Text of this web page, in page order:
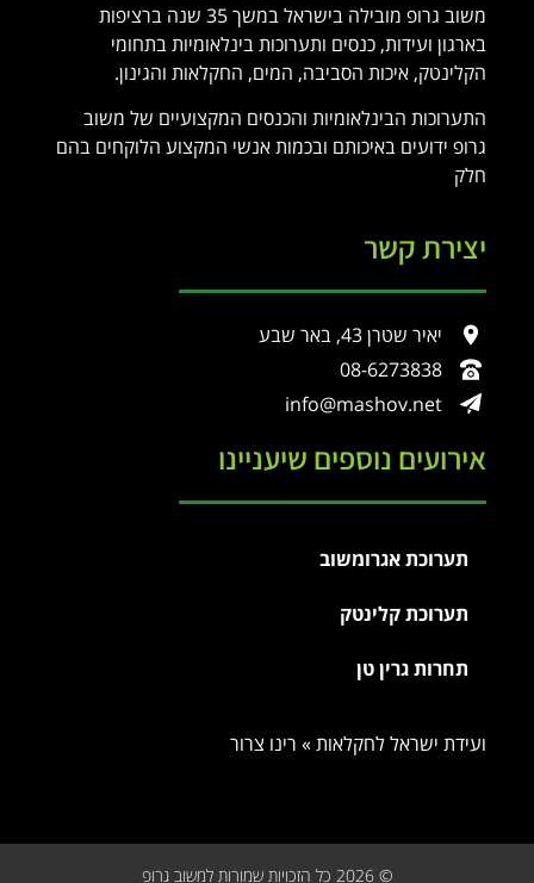
משוב גרופ מובילה בישראל במשך 35 שנה ברציפות
בארגון ועידות, כנסים ותערוכות בינלאומיות בתחומי
הקלינטק, איכות הסביבה, המים, החקלאות והגינון.
התערוכות הבינלאומיות והכנסים המקצועיים של משוב
גרופ ידועים באיכותם ובכמות אנשי המקצוע הלוקחים בהם
חלק
יצירת קשר
יאיר שטרן 43, באר שבע
08-6273838
info@mashov.net
אירועים נוספים שיעניינו
תערוכת אגרומשוב
תערוכת קלינטק
תחרות גרין טן
ועידת ישראל לחקלאות» רינו צרור
© 2026 כל הזכויות שמורות למשוב גרופ